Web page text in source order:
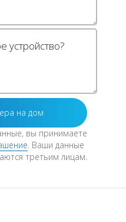
вы принимаете
. Ваши данные
третьим лицам.